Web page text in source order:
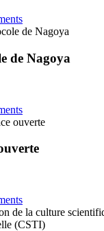
de Nagoya
de Nagoya
ouverte
de la culture
(CSTI)